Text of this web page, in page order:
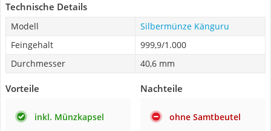
Technische Details
Modell
Silbermünze Känguru
Feingehalt
999,9/1.000
Durchmesser
40,6 mm
Vorteile
inkl. Münzkapsel
Nachteile
ohne Samtbeutel